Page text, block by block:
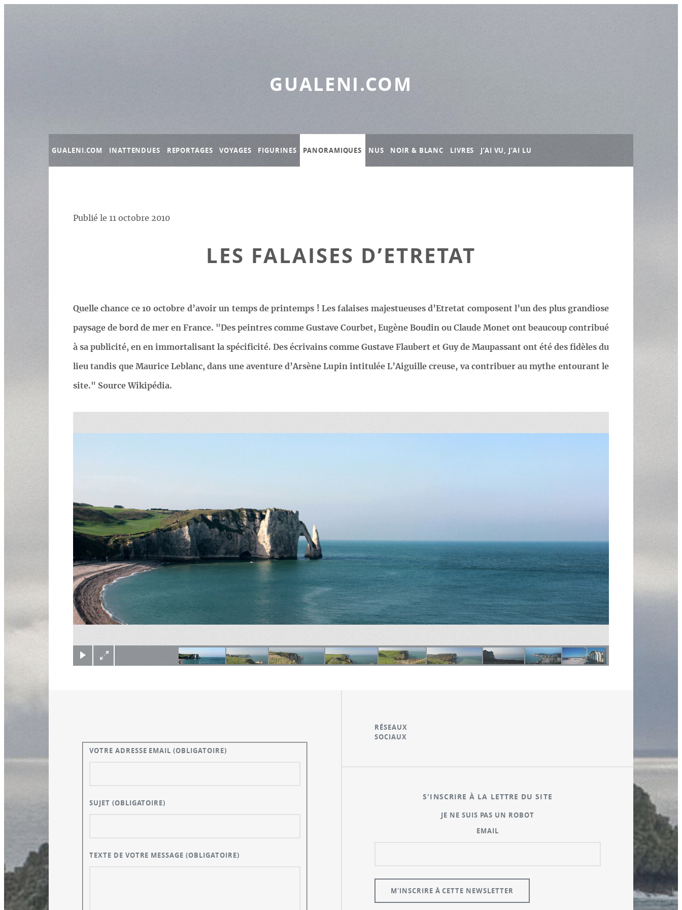
GUALENI.COM
GUALENI.COM INATTENDUES REPORTAGES VOYAGES FIGURINES PANORAMIQUES NUS NOIR & BLANC LIVRES J’AI VU, J’AI LU
Publié le 11 octobre 2010
LES FALAISES D’ETRETAT
Quelle chance ce 10 octobre d’avoir un temps de printemps ! Les falaises majestueuses d’Etretat composent l’un des plus grandiose
paysage de bord de mer en France. "Des peintres comme Gustave Courbet, Eugène Boudin ou Claude Monet ont beaucoup contribué
à sa publicité, en en immortalisant la spécificité. Des écrivains comme Gustave Flaubert et Guy de Maupassant ont été des fidèles du
lieu tandis que Maurice Leblanc, dans une aventure d’Arsène Lupin intitulée L’Aiguille creuse, va contribuer au mythe entourant le
site." Source Wikipédia.
(c) Didier Gualeni
VOTRE ADRESSE EMAIL(OBLIGATOIRE)
SUJET (OBLIGATOIRE)
TEXTE DE VOTRE MESSAGE(OBLIGATOIRE)
RÉSEAUX
SOCIAUX
S'INSCRIRE À LA LETTRE DU SITE
JE NE SUIS PAS UN ROBOT
EMAIL